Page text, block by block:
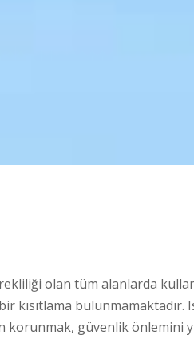
olan tüm alanlarda
kısıtlama bulunmamaktadır.
güvenlik önlemini